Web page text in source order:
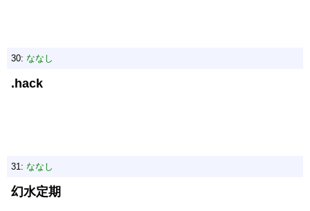
30: ななし
.hack
31: ななし
幻水定期